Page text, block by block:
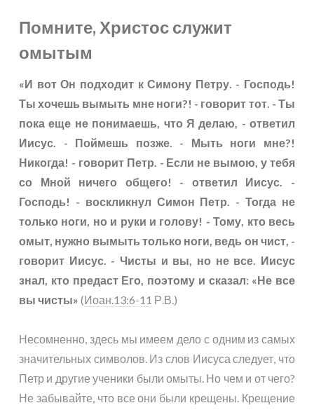
Помните, Христос служит
омытым
«И вот Он подходит к Симону Петру. - Господь!
Ты хочешь вымыть мне ноги?! - говорит тот. - Ты
пока еще не понимаешь, что Я делаю, - ответил
Иисус. - Поймешь позже. - Мыть ноги мне?!
Никогда! - говорит Петр. - Если не вымою, у тебя
со Мной ничего общего! - ответил Иисус. -
Господь! - воскликнул Симон Петр. - Тогда не
только ноги, но и руки и голову! - Тому, кто весь
омыт, нужно вымыть только ноги, ведь он чист, -
говорит Иисус. - Чисты и вы, но не все. Иисус
знал, кто предаст Его, поэтому и сказал: «Не все
вы чисты» (Иоан.13:6-11 Р.В.)
Несомненно, здесь мы имеем дело с одним из самых
значительных символов. Из слов Иисуса следует, что
Петр и другие ученики были омыты. Но чем и от чего?
Не забывайте, что все они были крещены. Крещение